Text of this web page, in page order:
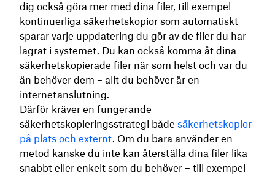
dig också göra mer med dina filer, till exempel
kontinuerliga säkerhetskopior som automatiskt
sparar varje uppdatering du gör av de filer du har
lagrat i systemet. Du kan också komma åt dina
säkerhetskopierade filer när som helst och var du
än behöver dem – allt du behöver är en
internetanslutning.
Därför kräver en fungerande
säkerhetskopieringsstrategi både säkerhetskopior
på plats och externt. Om du bara använder en
metod kanske du inte kan återställa dina filer lika
snabbt eller enkelt som du behöver – till exempel